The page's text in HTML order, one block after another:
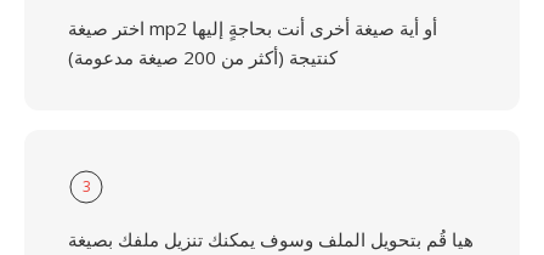
اختر صيغة mp2 أو أية صيغة أخرى أنت بحاجةٍ إليها
كنتيجة (أكثر من 200 صيغة مدعومة)
3
هيا قُم بتحويل الملف وسوف يمكنك تنزيل ملفك بصيغة